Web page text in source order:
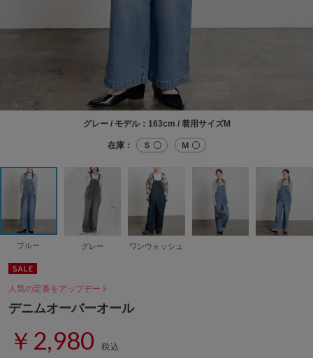
グレー / モデル：163cm / 着用サイズM
在庫： Ｓ 〇 Ｍ 〇
ブルー グレー ワンウォッシュ
人気の定番をアップデート
デニムオーバーオール
￥2,980 税込